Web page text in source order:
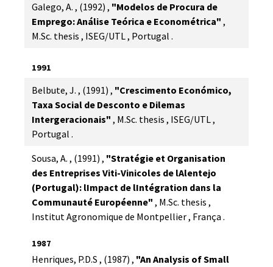
Galego, A. , (1992) , "Modelos de Procura de
Emprego: Análise Teórica e Econométrica" ,
M.Sc. thesis , ISEG/UTL, Portugal .
1991
Belbute, J. , (1991) , "Crescimento Económico,
Taxa Social de Desconto e Dilemas
Intergeracionais" , M.Sc. thesis , ISEG/UTL,
Portugal .
Sousa, A. , (1991) , "Stratégie et Organisation
des Entreprises Viti-Vinicoles de lAlentejo
(Portugal): lImpact de lIntégration dans la
Communauté Européenne" , M.Sc. thesis ,
Institut Agronomique de Montpellier, França .
1987
Henriques, P.D.S , (1987) , "An Analysis of Small